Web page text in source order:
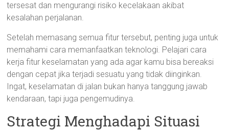
tersesat dan mengurangi risiko kecelakaan akibat
kesalahan perjalanan.
Setelah memasang semua fitur tersebut, penting juga untuk
memahami cara memanfaatkan teknologi. Pelajari cara
kerja fitur keselamatan yang ada agar kamu bisa bereaksi
dengan cepat jika terjadi sesuatu yang tidak diinginkan.
Ingat, keselamatan di jalan bukan hanya tanggung jawab
kendaraan, tapi juga pengemudinya.
Strategi Menghadapi Situasi